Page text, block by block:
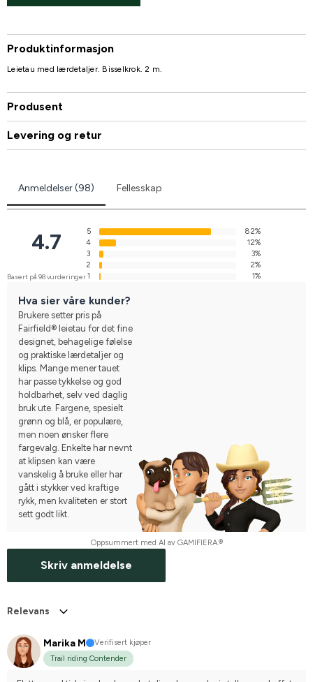
Produktinformasjon
Leietau med lærdetaljer. Bisselkrok. 2 m.
Produsent
Levering og retur
Anmeldelser (98) Fellesskap
4.7
Basert på 98 vurderinger
5
82%
4
12%
3
3%
2
2%
1
1%
Hva sier våre kunder?
Brukere setter pris på
Fairfield® leietau for det fine
designet, behagelige følelse
og praktiske lærdetaljer og
klips. Mange mener tauet
har passe tykkelse og god
holdbarhet, selv ved daglig
bruk ute. Fargene, spesielt
grønn og blå, er populære,
men noen ønsker flere
fargevalg. Enkelte har nevnt
at klipsen kan være
vanskelig å bruke eller har
gått i stykker ved kraftige
rykk, men kvaliteten er stort
sett godt likt.
Oppsummert med AI av GAMIFIERA.®
Skriv anmeldelse
Relevans
Marika M
Verifisert kjøper
Trail riding Contender